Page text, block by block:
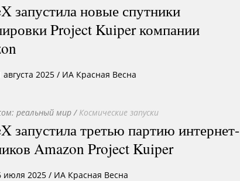
запустила новые спутники
Project Kuiper компании
2025 / ИА Красная Весна
реальный мир / Космические запуски
запустила третью партию интернет-
Amazon Project Kuiper
июля 2025 / ИА Красная Весна